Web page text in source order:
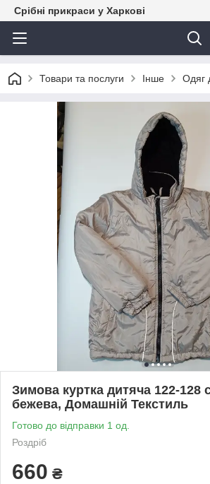
Срібні прикраси у Харкові
Товари та послуги Інше Одяг
Зимова куртка дитяча 122-128
бежева, Домашній Текстиль
Готово до відправки 1 од.
Роздріб
660 ₴